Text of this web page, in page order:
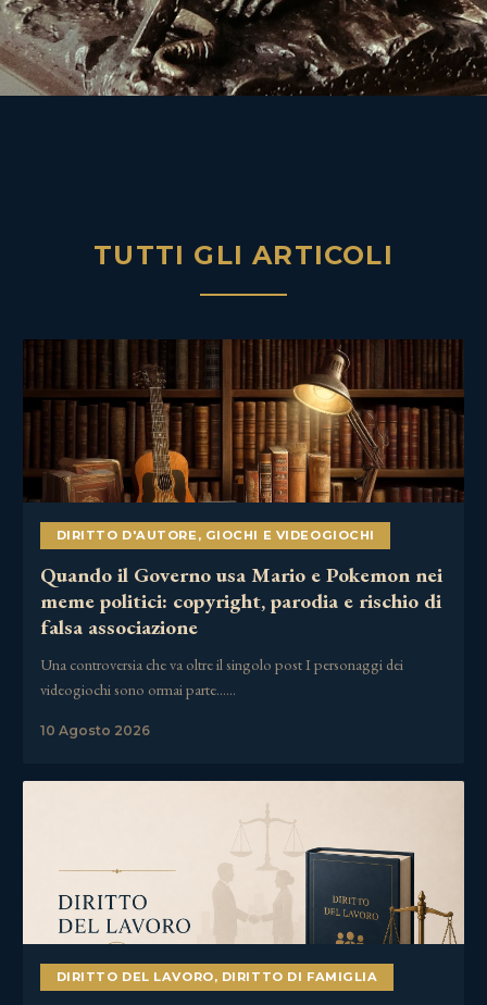
TUTTI GLI ARTICOLI
DIRITTO D'AUTORE , GIOCHI E VIDEOGIOCHI
Quando il Governo usa Mario e Pokemon nei
meme politici: copyright, parodia e rischio di
falsa associazione
Una controversia che va oltre il singolo post I personaggi dei
videogiochi sono ormai parte……
10 Agosto 2026
DIRITTO DEL LAVORO, DIRITTO DI FAMIGLIA